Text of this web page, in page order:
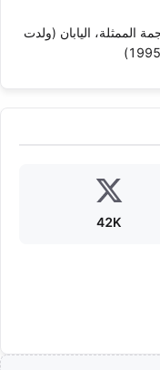
الممثلة، اليابان (ولدت
42K